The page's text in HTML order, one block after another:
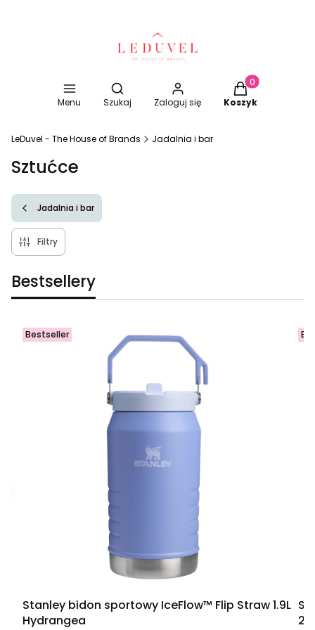
Menu
Otwórz wyszukiwarkę
Szukaj Zaloguj się
Produkty w
Koszyk
LeDuvel - The House of Brands Jadalnia i bar
Sztućce
Jadalnia i bar
Filtry
Bestsellery
Bestseller
Stanley bidon sportowy IceFlow™ Flip Straw 1.9L
Hydrangea
2.0